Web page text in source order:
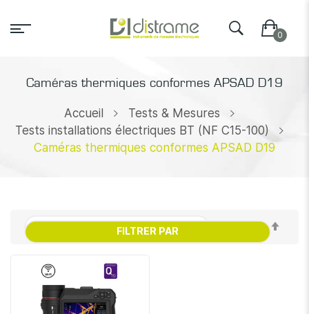
Caméras thermiques conformes APSAD D19
Accueil
Tests & Mesures
Tests installations électriques BT (NF C15-100)
Caméras thermiques conformes APSAD D19
FILTRER PAR